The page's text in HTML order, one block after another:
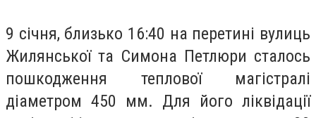
9 січня, близько 16:40 на перетині вулиць
Жилянської та Симона Петлюри сталось
пошкодження теплової магістралі
діаметром 450 мм. Для його ліквідації